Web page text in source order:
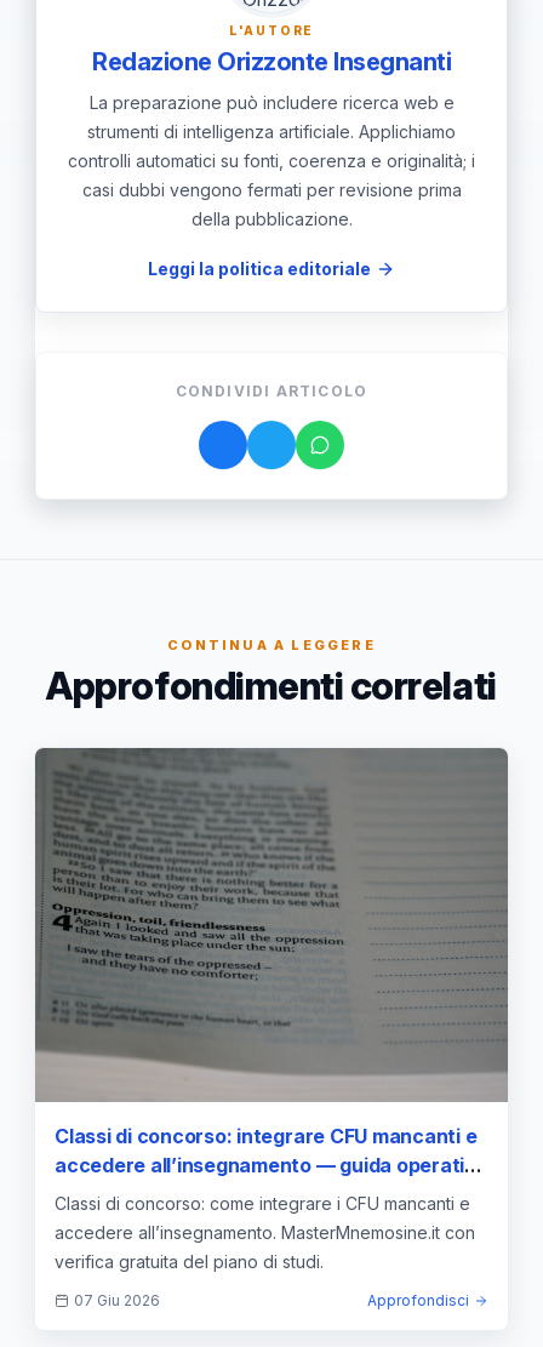
e contatta 351 867 2677 o
[email protected], oppure visita
www.mastermnemosine.it per avviare
la procedura.
L'AUTORE
Redazione Orizzonte Insegnanti
La preparazione può includere ricerca web e
strumenti di intelligenza artificiale. Applichiamo
controlli automatici su fonti, coerenza e originalità; i
casi dubbi vengono fermati per revisione prima
della pubblicazione.
Leggi la politica editoriale
CONDIVIDI ARTICOLO
CONTINUA A LEGGERE
Approfondimenti correlati
Classi di concorso: integrare CFU mancanti e
accedere all’insegnamento — guida operativa
di Master Mnemosine
Classi di concorso: come integrare i CFU mancanti e
accedere all’insegnamento. MasterMnemosine.it con
verifica gratuita del piano di studi.
07 Giu 2026 Approfondisci